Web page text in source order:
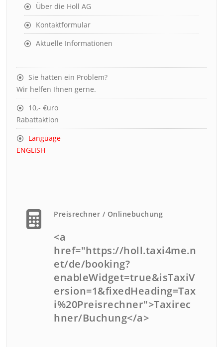
Über die Holl AG
Kontaktformular
Aktuelle Informationen
Sie hatten ein Problem?
Wir helfen Ihnen gerne.
10,- €uro
Rabattaktion
Language
ENGLISH
Preisrechner / Onlinebuchung
<a
href="https://holl.taxi4me.n
et/de/booking?
enableWidget=true&isTaxiV
ersion=1&fixedHeading=Tax
i%20Preisrechner">Taxirec
hner/Buchung</a>